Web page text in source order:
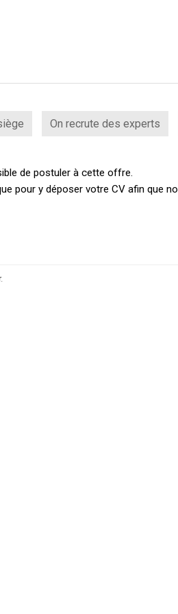
On recrute des experts
de postuler à cette offre.
pour y déposer votre CV afin que
.